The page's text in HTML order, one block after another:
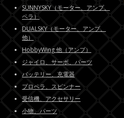
SUNNYSKY（モーター、アンプ、
ペラ）
DUALSKY（モーター、アンプ、
他）
HobbyWing 他（アンプ）
ジャイロ、サーボ、パーツ
バッテリー、充電器
プロペラ、スピンナー
受信機、アクセサリー
小物、パーツ